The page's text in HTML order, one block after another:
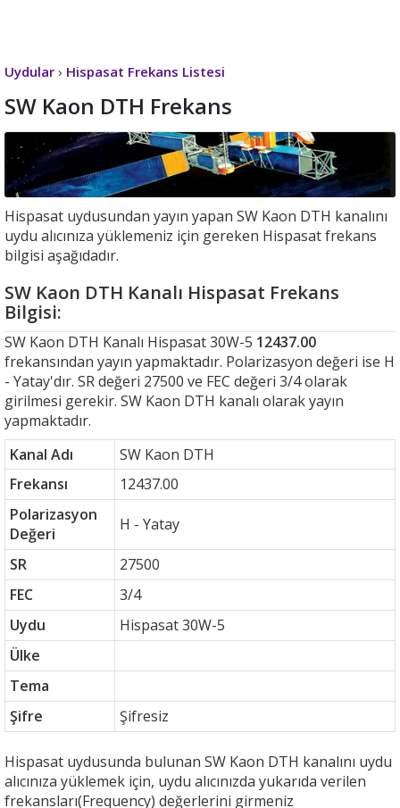
Uydular › Hispasat Frekans Listesi
SW Kaon DTH Frekans
Hispasat uydusundan yayın yapan SW Kaon DTH kanalını
uydu alıcınıza yüklemeniz için gereken Hispasat frekans
bilgisi aşağıdadır.
SW Kaon DTH Kanalı Hispasat Frekans
Bilgisi:
SW Kaon DTH Kanalı Hispasat 30W-5 12437.00
frekansından yayın yapmaktadır. Polarizasyon değeri ise H
- Yatay'dır. SR değeri 27500 ve FEC değeri 3/4 olarak
girilmesi gerekir. SW Kaon DTH kanalı olarak yayın
yapmaktadır.
Kanal Adı
SW Kaon DTH
Frekansı
12437.00
Polarizasyon
Değeri
H - Yatay
SR
27500
FEC
3/4
Uydu
Hispasat 30W-5
Ülke
Tema
Şifre
Şifresiz
Hispasat uydusunda bulunan SW Kaon DTH kanalını uydu
alıcınıza yüklemek için, uydu alıcınızda yukarıda verilen
frekansları(Frequency) değerlerini girmeniz